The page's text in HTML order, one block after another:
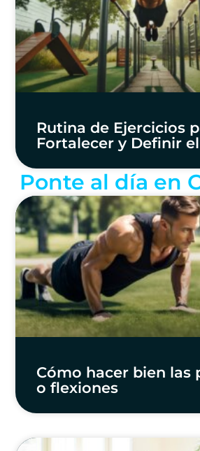
Rutina de Ejercicios
Fortalecer y Definir
Ponte al día en
Cómo hacer bien las
o flexiones